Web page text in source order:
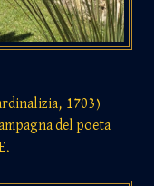
1703)
del poeta